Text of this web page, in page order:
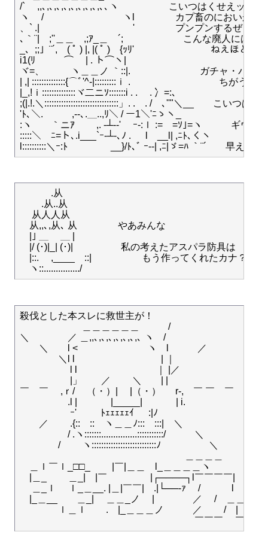
/` 　,,､,､,､,､,､,､,､,､,､､ヽ　　　　　 こいつはくせえッー！
ヽ 　/ 　　　　　　　　ヽl　　　　 カプ畜のにおいが
、` .| 　 　 　　　　　　　'　　　　 プンプンするぜッ
､｀¨|　;''＿＿ゞ,;ｱ_＿　´; 　　　　　　こんな廃人には出
_、;;」¨´,　( ﾟ ) |, |( ﾟ )　{ｯﾘ'　　　　　　　　ねえほどな
i1(ﾘ　　　⌒ 　| . ト⌒ヽ|
ヾ=、 　 　 ヽ＿＿ノ ｀::|.　 　　　　　　ガチャ・パッ
| ,| ::::::::::::::{⌒ﾞ'^-|:::::::::ｉ .　 　　　　　　　　ちがうね
|_,!ｉ::::::::::::::ヾ二ニｿ:::::::i . .　 . 冫=:､
;(|.!.＼:::::::::::::::::::::::::::::::」. .　. /　､''"＼__　　こいつは
'ﾄ､＼.　　　,--､.＿..,ﾘ＼ / ー1＼'ﾆゝヽ_
:ヽ　　｀ニｱ　　 ,. -┴‐‐'　 ｰ-:ｌ :=ゞ=ｿ｣=ヽ　　　ギウラ
:::::＼　ﾆ=ト､.i___`ｰ-┴-､ﾉ . 　 l　__l| ,ﾆﾄ､くヽ
.从
.从..从
从人人从
从,,､,从､ 从　　　　 やあみんな
|｣ ＿ 　＿ |
|/ (･)|_| (･)|　　　　　私の考えたアスパラ防具は
|::.　 ,____　::|　　　　　 もう作ってくれたカナ？
殺伐とした本スレに救世主が！
＿＿＿＿＿＿　　　/
＼　　　　／ ＿,,､,､,､,､,､,､,､ ヽ　/
＼　　l <　 　　　　　　ヽ　l　　　／
＼l l　　　　　　　　　| ｜
l l　　　　　　　　 ｜ |／
|」　　／　 　＼　　| |
￣　￣ 　,ｒ/　 （・）|　 |（・） 　 r-,　￣ ￣　￣
.l | 　　　 |_____| 　　　 | i.
ｰ' 　　 ﾄｪｪｪｪｪｲ 　 :|ﾉ
／　　 .{::　::　ヽ＿＿ﾉ:::　:::|　＼
/ .ヽ:::::::...............:::::::::::/　　　＼
/　　 ヽ:::::::::::::::::::::::::::ﾉ　　　　　＼
＿ｌ￣ｌ_□□_　　 |￣|＿＿　l_＿＿＿＿ヽ
|＿_ 　　＿_|　|￣ 　　　　 |┌────┐l￣￣￣￣|
＿_ｌ　 ｌ_＿__. |＿|￣￣|　.|└──‐ｧ　 / 　￣￣l　 /
|_＿__　　＿_|　 ＿＿_ノ　 |　　　　／ 　/　＿＿ノ　
ｌ＿ｌ　　.　|_＿＿＿ノ　　　／　 　/　|　 　